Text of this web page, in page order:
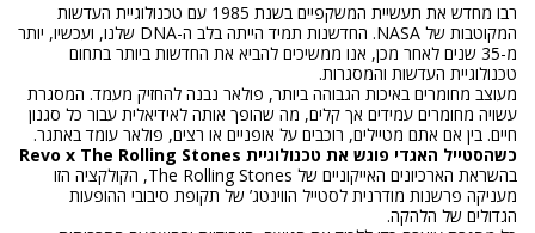
רבו מחדש את תעשיית המשקפיים בשנת 1985 עם טכנולוגיית העדשות
המקוטבות של NASA. החדשנות תמיד הייתה בלב ה-DNA שלנו, ועכשיו, יותר
מ-35 שנים לאחר מכן, אנו ממשיכים להביא את החדשות ביותר בתחום
טכנולוגיית העדשות והמסגרות.
מעוצב מחומרים באיכות הגבוהה ביותר, פולאר נבנה להחזיק מעמד. המסגרת
עשויה מחומרים עמידים אך קלים, מה שהופך אותה לאידיאלית עבור כל סגנון
חיים. בין אם אתם מטיילים, רוכבים על אופניים או רצים, פולאר עומד באתגר.
כשהסטייל האגדי פוגש את טכנולוגיית Revo x The Rolling Stones
בהשראת הארכיונים האייקוניים של The Rolling Stones, הקולקציה הזו
מעניקה פרשנות מודרנית לסטייל הווינטג’ של תקופת סיבובי ההופעות
הגדולים של הלהקה.